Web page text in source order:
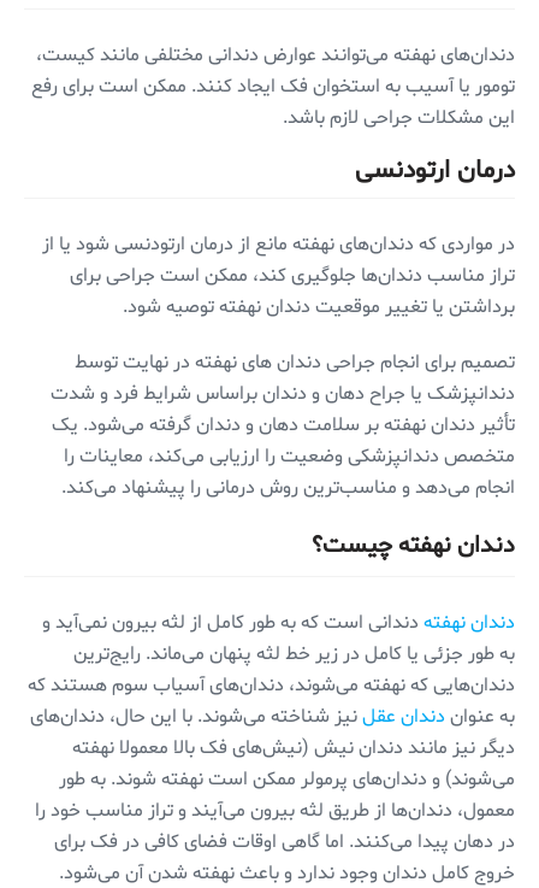
دندان‌های نهفته می‌توانند عوارض دندانی مختلفی مانند کیست،
تومور یا آسیب به استخوان فک ایجاد کنند. ممکن است برای رفع
این مشکلات جراحی لازم باشد.
درمان ارتودنسی
در مواردی که دندان‌های نهفته مانع از درمان ارتودنسی ‌شود یا از
تراز مناسب دندان‌ها جلوگیری ‌کند، ممکن است جراحی برای
برداشتن یا تغییر موقعیت دندان نهفته توصیه شود.
تصمیم برای انجام جراحی دندان های نهفته در نهایت توسط
دندانپزشک یا جراح دهان و دندان براساس شرایط فرد و شدت
تأثیر دندان نهفته بر سلامت دهان و دندان گرفته می‌شود. یک
متخصص دندانپزشکی وضعیت را ارزیابی می‌کند، معاینات را
انجام می‌دهد و مناسب‌ترین روش درمانی را پیشنهاد می‌کند.
دندان نهفته چیست؟
دندان نهفته دندانی است که به طور کامل از لثه بیرون نمی‌آید و
به طور جزئی یا کامل در زیر خط لثه پنهان می‌ماند. رایج‌ترین
دندان‌هایی که نهفته می‌شوند، دندان‌های آسیاب سوم هستند که
به عنوان دندان عقلنیز شناخته می‌شوند. با این حال، دندان‌های
دیگر نیز مانند دندان نیش (نیش‌های فک بالا معمولا نهفته
می‌شوند) و دندان‌های پرمولر ممکن است نهفته شوند. به طور
معمول، دندان‌ها از طریق لثه بیرون می‌آیند و تراز مناسب خود را
در دهان پیدا می‌کنند. اما گاهی اوقات فضای کافی در فک برای
خروج کامل دندان وجود ندارد و باعث نهفته شدن آن می‌شود.